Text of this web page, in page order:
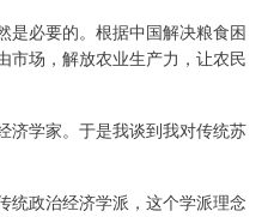
是必要的。根据中国解决粮食困
市场，解放农业生产力，让农民
济学家。于是我谈到我对传统苏
统政治经济学派，这个学派理念